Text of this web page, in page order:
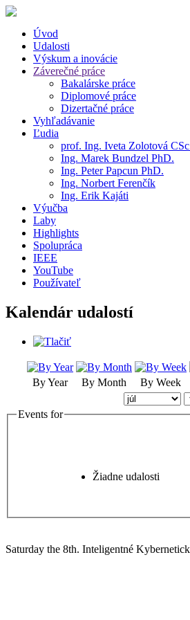
Úvod
Udalosti
Výskum a inovácie
Záverečné práce
Bakalárske práce
Diplomové práce
Dizertačné práce
Vyhľadávanie
Ľudia
prof. Ing. Iveta Zolotová
Ing. Marek Bundzel PhD.
Ing. Peter Papcun PhD.
Ing. Norbert Ferenčík
Ing. Erik Kajáti
Výučba
Laby
Highlights
Spolupráca
IEEE
YouTube
Používateľ
Kalendár udalostí
By Year By Month By Week
Events for
Žiadne udalosti
Saturday the 8th. Inteligentné